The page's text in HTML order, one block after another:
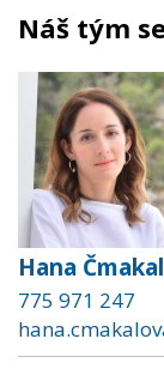
Náš tým
Hana
775 971 247